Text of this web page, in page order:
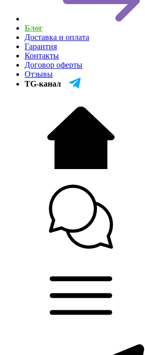
Блог
Доставка и оплата
Гарантия
Контакты
Договор оферты
Отзывы
TG-канал